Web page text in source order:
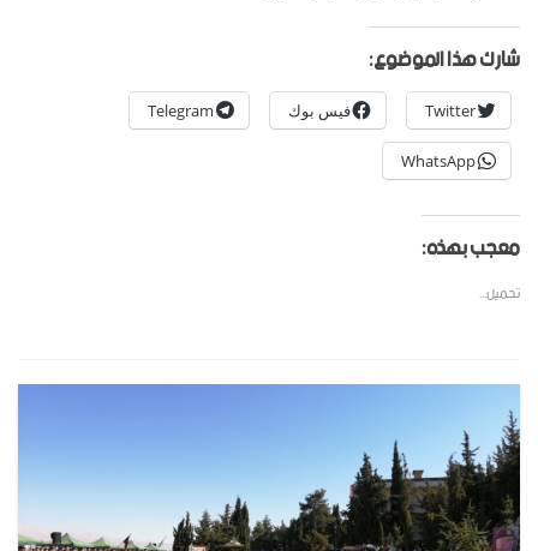
شارك هذا الموضوع:
Twitter فيس بوك Telegram
WhatsApp
معجب بهذه:
تحميل...